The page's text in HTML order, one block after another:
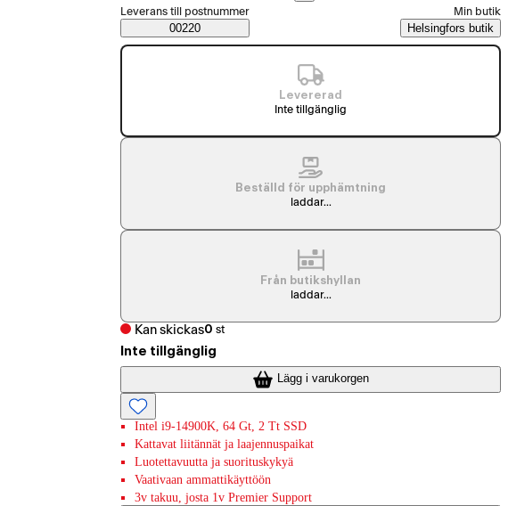
Saatavuustiedot
Välj beställningssätt
Leverans till postnummer
00220
Min butik
Helsingfors butik
Levererad
Inte tillgänglig
Beställd för upphämtning
laddar...
Från butikshyllan
laddar...
Kan skickas0 st
Inte tillgänglig
Lägg i varukorgen
Intel i9-14900K, 64 Gt, 2 Tt SSD
Kattavat liitännät ja laajennuspaikat
Luotettavuutta ja suorituskykyä
Vaativaan ammattikäyttöön
3v takuu, josta 1v Premier Support